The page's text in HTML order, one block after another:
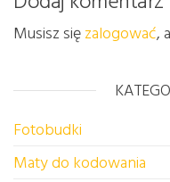
Musisz sięzalogować,
Fotobudki
Maty do kodowania